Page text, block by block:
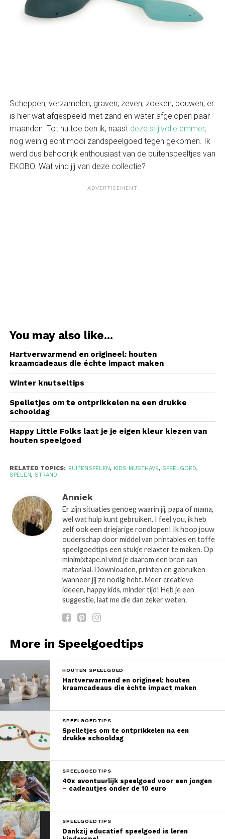
Scheppen, verzamelen, graven, zeven, zoeken, bouwen; er
is hier wat afgespeeld met zand en water afgelopen paar
maanden. Tot nu toe ben ik, naast deze stijlvolle emmer,
nog weinig echt mooi zandspeelgoed tegen gekomen. Ik
werd dus behoorlijk enthousiast van de buitenspeeltjes van
EKOBO. Wat vind jij van deze collectie?
ADVERTISEMENT
You may also like...
Hartverwarmend en origineel: houten
kraamcadeaus die échte impact maken
Winter knutseltips
Spelletjes om te ontprikkelen na een drukke
schooldag
Happy Little Folks laat je je eigen kleur kiezen van
houten speelgoed
RELATED TOPICS: BUITENSPELEN, KIDS MUSTHAVE, SPEELGOED,
SPELEN, STRAND
Anniek
Er zijn situaties genoeg waarin jij, papa of mama,
wel wat hulp kunt gebruiken. I feel you, ik heb
zelf ook een driejarige rondlopen! Ik hoop jouw
ouderschap door middel van printables en toffe
speelgoedtips een stukje relaxter te maken. Op
minimixtape.nl vind je daarom een bron aan
materiaal. Downloaden, printen en gebruiken
wanneer jij ze nodig hebt. Meer creatieve
ideeen, happy kids, minder tijd! Heb je een
suggestie, laat me die dan zeker weten.
More in Speelgoedtips
HOUTEN SPEELGOED
Hartverwarmend en origineel: houten
kraamcadeaus die échte impact maken
SPEELGOEDTIPS
Spelletjes om te ontprikkelen na een
drukke schooldag
SPEELGOEDTIPS
40x avontuurlijk speelgoed voor een jongen
– cadeautjes onder de 10 euro
SPEELGOEDTIPS
Dankzij educatief speelgoed is leren